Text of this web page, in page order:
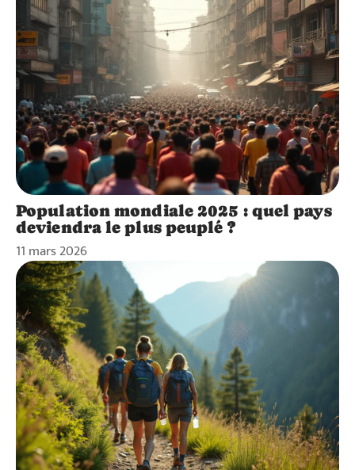
Population mondiale 2025 : quel pays
deviendra le plus peuplé ?
11 mars 2026